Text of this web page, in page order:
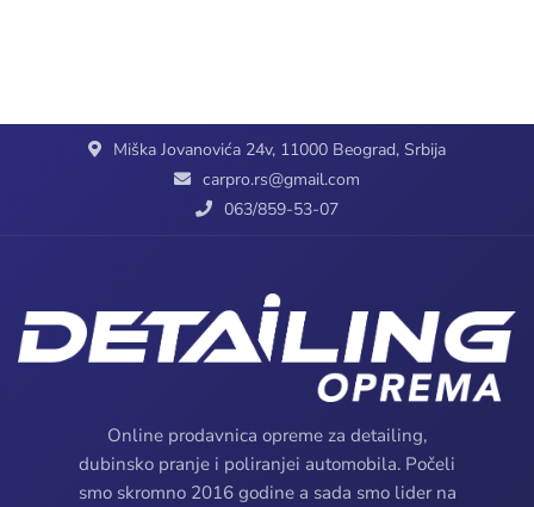
Miška Jovanovića 24v, 11000 Beograd, Srbija
carpro.rs@gmail.com
063/859-53-07
Online prodavnica opreme za detailing,
dubinsko pranje i poliranjei automobila. Počeli
smo skromno 2016 godine a sada smo lider na